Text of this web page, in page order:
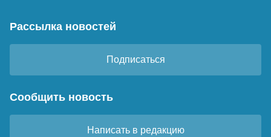
Рассылка новостей
Подписаться
Сообщить новость
Написать в редакцию